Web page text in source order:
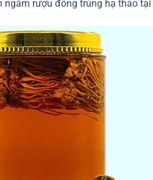
ngâm rượu đông trùng hạ thảo